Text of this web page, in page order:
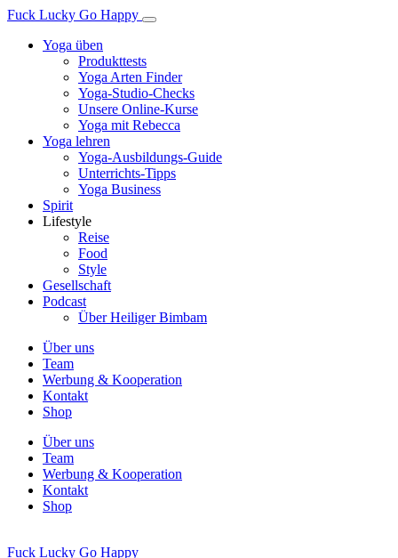
Fuck Lucky Go Happy
Yoga üben
Produkttests
Yoga Arten Finder
Yoga-Studio-Checks
Unsere Online-Kurse
Yoga mit Rebecca
Yoga lehren
Yoga-Ausbildungs-Guide
Unterrichts-Tipps
Yoga Business
Spirit
Lifestyle
Reise
Food
Style
Gesellschaft
Podcast
Über Heiliger Bimbam
Über uns
Team
Werbung & Kooperation
Kontakt
Shop
Über uns
Team
Werbung & Kooperation
Kontakt
Shop
Fuck Lucky Go Happy